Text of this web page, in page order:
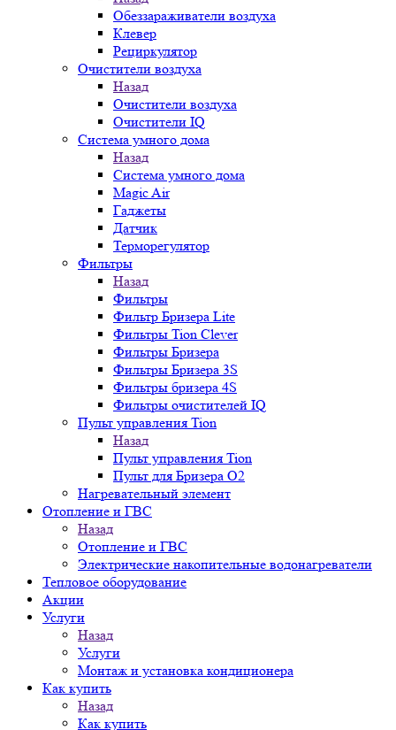
Обеззараживатели воздуха
Клевер
Рециркулятор
Очистители воздуха
Назад
Очистители воздуха
Очистители IQ
Система умного дома
Назад
Система умного дома
Magic Air
Гаджеты
Датчик
Терморегулятор
Фильтры
Назад
Фильтры
Фильтр Бризера Lite
Фильтры Tion Clever
Фильтры Бризера
Фильтры Бризера 3S
Фильтры бризера 4S
Фильтры очистителей IQ
Пульт управления Tion
Назад
Пульт управления Tion
Пульт для Бризера O2
Нагревательный элемент
Отопление и ГВС
Назад
Отопление и ГВС
Электрические накопительные водонагреватели
Тепловое оборудование
Акции
Услуги
Назад
Услуги
Монтаж и установка кондиционера
Как купить
Назад
Как купить